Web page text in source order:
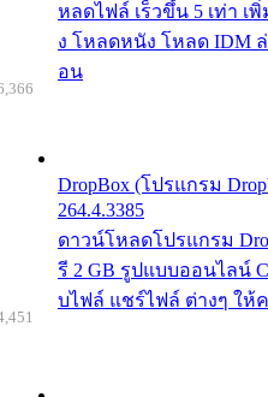
หลดไฟล์ เร็วขึ้น 5 เท่า เ
ง โหลดหนัง โหลด IDM
อน
DropBox (โปรแกรม
264.4.3385
ดาวน์โหลดโปรแกรม
รี 2 GB รูปแบบออนไลน์
บไฟล์ แชร์ไฟล์ ต่างๆ ให้